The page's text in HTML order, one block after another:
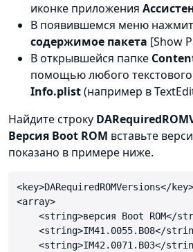
иконке приложения
В появившемся меню
содержимое пакета [Show
В открывшейся папке
помощью любого
Info.plist(например в
Найдите строку
Версия Boot ROM вставьте
показано в примере ниже.
<key>DARequiredROMVersions</key>
<array>
<string>версия Boot ROM</
<string>IM41.0055.B08</
<string>IM42.0071.B03</